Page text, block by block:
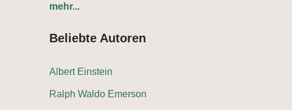
mehr...
Beliebte Autoren
Albert Einstein
Ralph Waldo Emerson